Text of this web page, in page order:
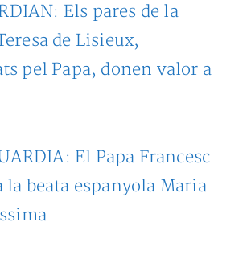
Els pares de la
de Lisieux,
pel Papa, donen valor a
El Papa Francesc
la beata espanyola Maria